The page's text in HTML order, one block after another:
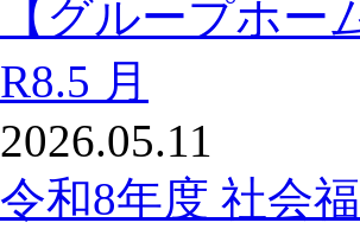
【グループホ
R8.5 月
2026.05.11
令和8年度 社会